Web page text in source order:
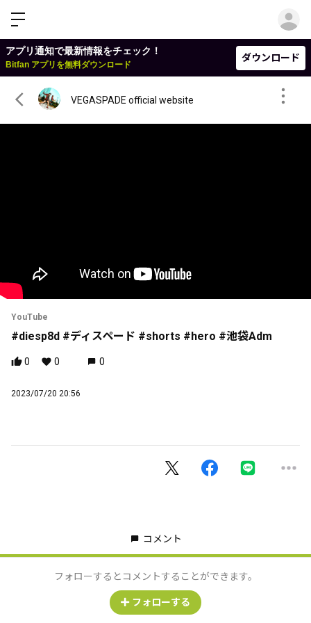
アプリ通知で最新情報をチェック！
Bitfan アプリを無料ダウンロード
ダウンロード
VEGASPADE official website
YouTube
#diesp8d #ディスペード #shorts #hero #池袋Adm
0 0 0
2023/07/20 20:56
コメント
フォローするとコメントすることができます。
フォローする